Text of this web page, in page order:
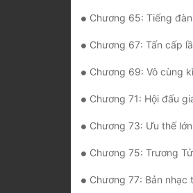
Chương 65: Tiếng
Chương 67: Tấn cấp
Chương 69: Vô cùng
Chương 71: Hội đấu
Chương 73: Ưu thế
Chương 75: Trương
Chương 77: Bản nhạc